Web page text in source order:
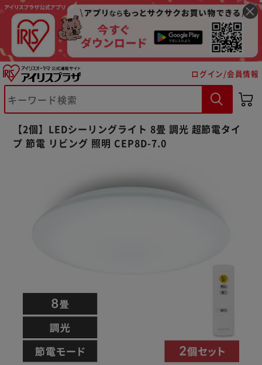
ログイン/会員情報
【2個】LEDシーリングライト 8畳 調光 超節電タイ
プ 節電 リビング 照明 CEP8D-7.0